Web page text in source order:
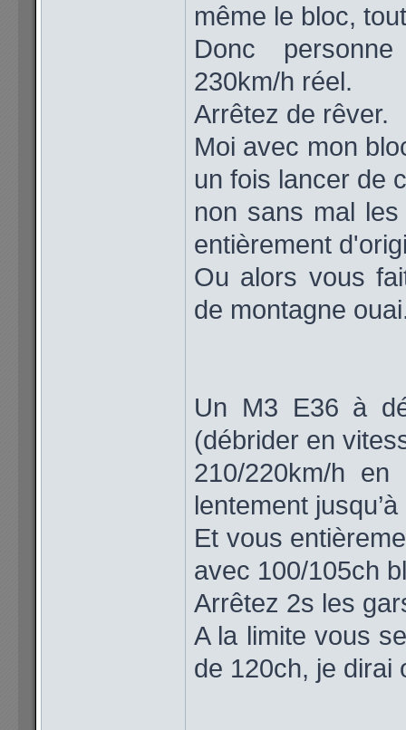
même le bloc,
Donc
230km/h réel.
Arrêtez de rêver.
Moi avec mon
un fois lancer de
non sans mal
entièrement
Ou alors vous
de montagne
Un M3 E36 à
(débrider en
210/220km/h
lentement
Et vous
avec 100/105ch
Arrêtez 2s les
A la limite vous
de 120ch, je dirai